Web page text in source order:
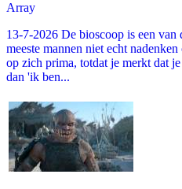
Array
13-7-2026 De bioscoop is een van
meeste mannen niet echt
op zich prima, totdat je merkt dat
dan 'ik ben...